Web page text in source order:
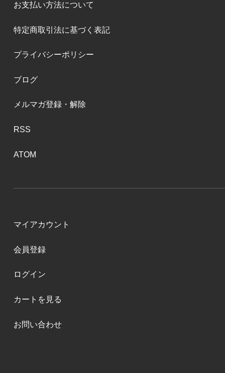
お支払い方法について
特定商取引法に基づく表記
プライバシーポリシー
ブログ
メルマガ登録・解除
RSS
ATOM
マイアカウント
会員登録
ログイン
カートを見る
お問い合わせ